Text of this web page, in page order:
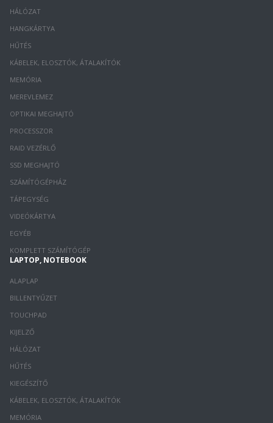
HÁLÓZAT
HANGKÁRTYA
HŰTÉS
KÁBELEK, ELOSZTÓK, ÁTALAKÍTÓK
MEMÓRIA
MEREVLEMEZ
OPTIKAI MEGHAJTÓ
PROCESSZOR
RAID VEZÉRLŐ
SSD MEGHAJTÓ
SZÁMÍTÓGÉPHÁZ
TÁPEGYSÉG
VIDEÓKÁRTYA
EGYÉB
KOMPLETT SZÁMÍTÓGÉP
LAPTOP, NOTEBOOK
ALAPLAP
BILLENTYŰZET
TOUCHPAD
KIJELZŐ
HÁLÓZAT
HŰTÉS
KIEGÉSZÍTŐ
KÁBELEK, ELOSZTÓK, ÁTALAKÍTÓK
MEMÓRIA